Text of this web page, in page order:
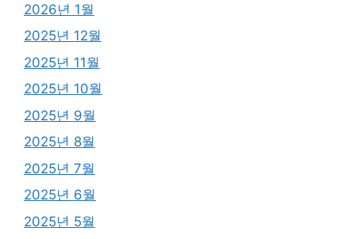
2026년 1월
2025년 12월
2025년 11월
2025년 10월
2025년 9월
2025년 8월
2025년 7월
2025년 6월
2025년 5월